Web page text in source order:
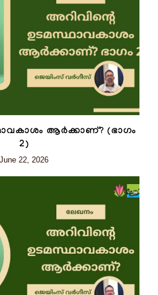
ആർക്കാണ്? (ഭാഗം
2)
June 22, 2026